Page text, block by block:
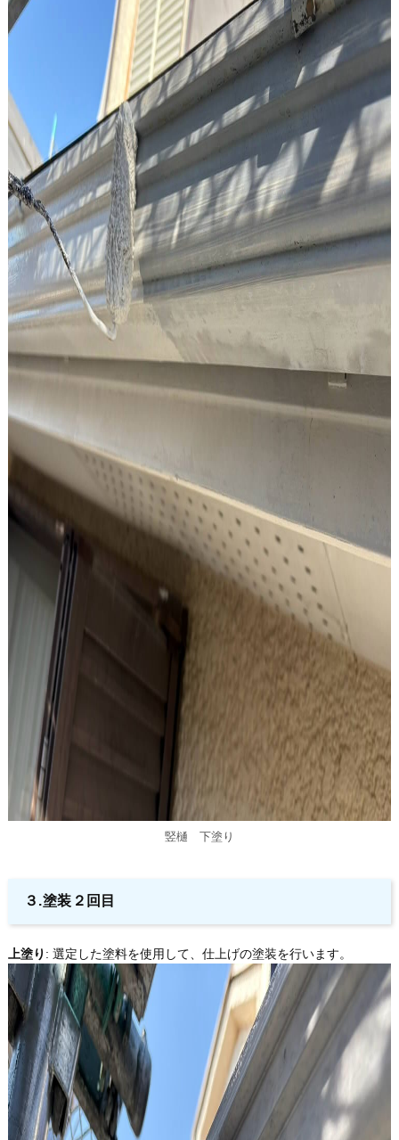
竪樋 下塗り
３.塗装２回目
上塗り : 選定した塗料を使用して、仕上げの塗装を行います。